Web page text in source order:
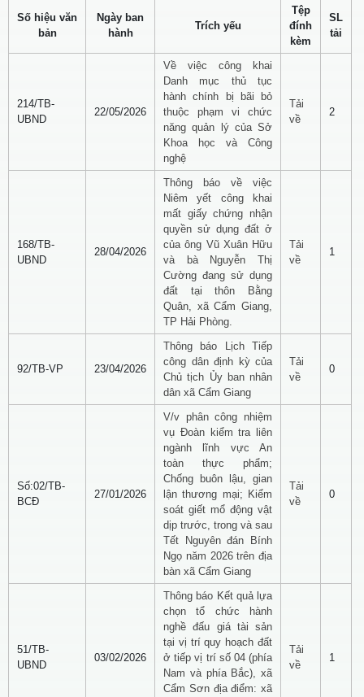
Số hiệu văn
bản
Ngày ban
hành
Trích yếu
Tệp
đính
kèm
SL
tải
214/TB-
UBND
22/05/2026
Về việc công khai
Danh mục thủ tục
hành chính bị bãi bỏ
thuộc phạm vi chức
năng quản lý của Sở
Khoa học và Công
nghệ
Tải
về
2
168/TB-
UBND
28/04/2026
Thông báo về việc
Niêm yết công khai
mất giấy chứng nhận
quyền sử dụng đất ở
của ông Vũ Xuân Hữu
và bà Nguyễn Thị
Cường đang sử dụng
đất tại thôn Bằng
Quân, xã Cẩm Giang,
TP Hải Phòng.
Tải
về
1
92/TB-VP 23/04/2026
Thông báo Lịch Tiếp
công dân định kỳ của
Chủ tịch Ủy ban nhân
dân xã Cẩm Giang
Tải
về
0
Số:02/TB-
BCĐ
27/01/2026
V/v phân công nhiệm
vụ Đoàn kiểm tra liên
ngành lĩnh vực An
toàn thực phẩm;
Chống buôn lậu, gian
lận thương mại; Kiểm
soát giết mổ động vật
dịp trước, trong và sau
Tết Nguyên đán Bính
Ngọ năm 2026 trên địa
bàn xã Cẩm Giang
Tải
về
0
51/TB-
UBND
03/02/2026
Thông báo Kết quả lựa
chọn tổ chức hành
nghề đấu giá tài sản
tại vị trí quy hoạch đất
ở tiếp vị trí số 04 (phía
Nam và phía Bắc), xã
Cẩm Sơn địa điểm: xã
Tải
về
1